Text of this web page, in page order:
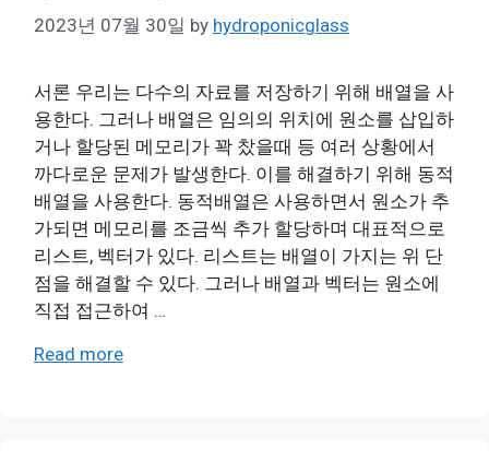
2023년 07월 30일 by hydroponicglass
서론 우리는 다수의 자료를 저장하기 위해 배열을 사
용한다. 그러나 배열은 임의의 위치에 원소를 삽입하
거나 할당된 메모리가 꽉 찼을때 등 여러 상황에서
까다로운 문제가 발생한다. 이를 해결하기 위해 동적
배열을 사용한다. 동적배열은 사용하면서 원소가 추
가되면 메모리를 조금씩 추가 할당하며 대표적으로
리스트, 벡터가 있다. 리스트는 배열이 가지는 위 단
점을 해결할 수 있다. 그러나 배열과 벡터는 원소에
직접 접근하여 …
Read more